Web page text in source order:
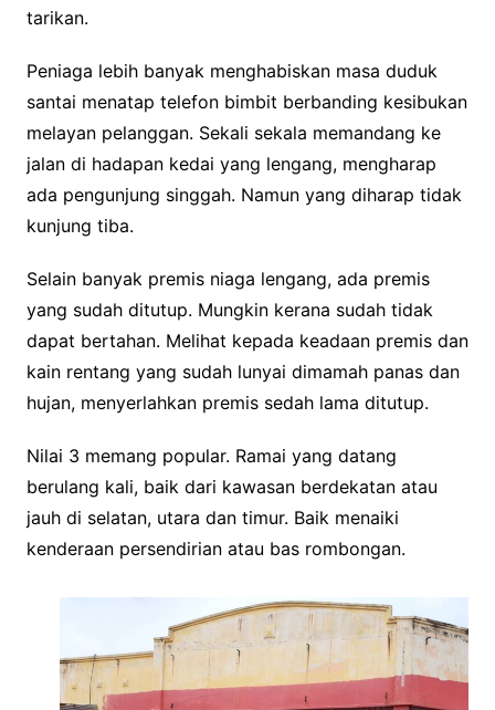
tarikan.
Peniaga lebih banyak menghabiskan masa duduk
santai menatap telefon bimbit berbanding kesibukan
melayan pelanggan. Sekali sekala memandang ke
jalan di hadapan kedai yang lengang, mengharap
ada pengunjung singgah. Namun yang diharap tidak
kunjung tiba.
Selain banyak premis niaga lengang, ada premis
yang sudah ditutup. Mungkin kerana sudah tidak
dapat bertahan. Melihat kepada keadaan premis dan
kain rentang yang sudah lunyai dimamah panas dan
hujan, menyerlahkan premis sedah lama ditutup.
Nilai 3 memang popular. Ramai yang datang
berulang kali, baik dari kawasan berdekatan atau
jauh di selatan, utara dan timur. Baik menaiki
kenderaan persendirian atau bas rombongan.